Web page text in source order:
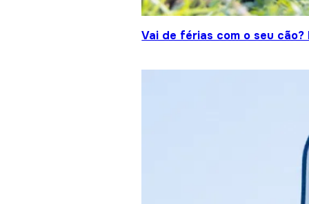
Vai de férias com o seu